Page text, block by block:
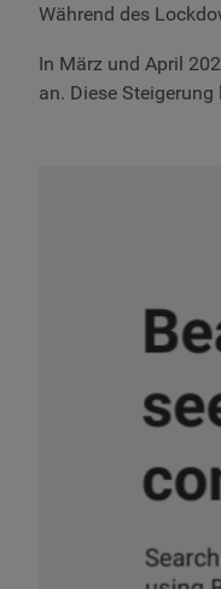
Während des
In März und April
an. Diese